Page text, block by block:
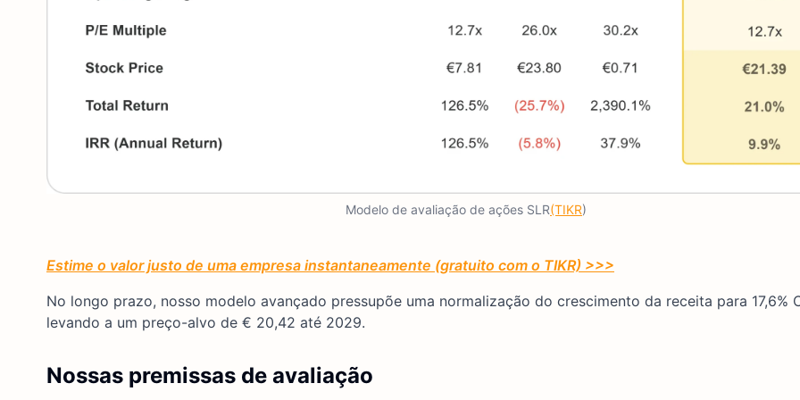
Modelo de avaliação de ações SLR(TIKR)
Estime o valor justo de uma empresa instantaneamente (gratuito com o TIKR) >>>
No longo prazo, nosso modelo avançado pressupõe uma normalização do crescimento da receita para 17,6%
levando a um preço-alvo de € 20,42 até 2029.
Nossas premissas de avaliação